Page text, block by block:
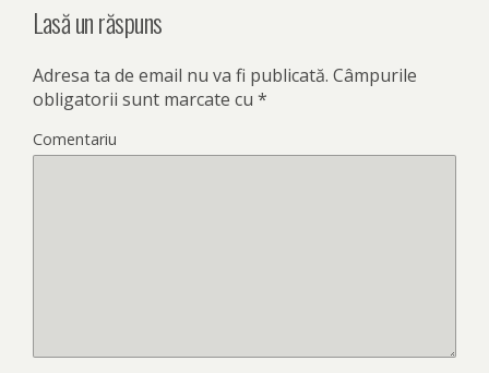
Lasă un răspuns
Adresa ta de email nu va fi publicată. Câmpurile
obligatorii sunt marcate cu *
Comentariu